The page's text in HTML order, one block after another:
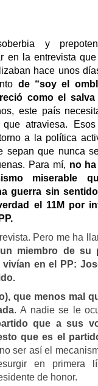
y
en la entrevista
hace unos
de “soy el
como el salva
este país
atraviesa. Esos
a la política
sepan que nunca
Para mí, no
miserable
guerra sin
el 11M por
Pero me ha
un miembro de su
en el PP:
que menos mal
. A nadie se le
que a sus
que es el
ser así el
en primera
de honor.